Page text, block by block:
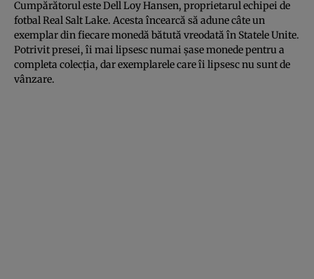
Cumpărătorul este Dell Loy Hansen, proprietarul echipei de
fotbal Real Salt Lake. Acesta încearcă să adune câte un
exemplar din fiecare monedă bătută vreodată în Statele Unite.
Potrivit presei, îi mai lipsesc numai şase monede pentru a
completa colecţia, dar exemplarele care îi lipsesc nu sunt de
vânzare.